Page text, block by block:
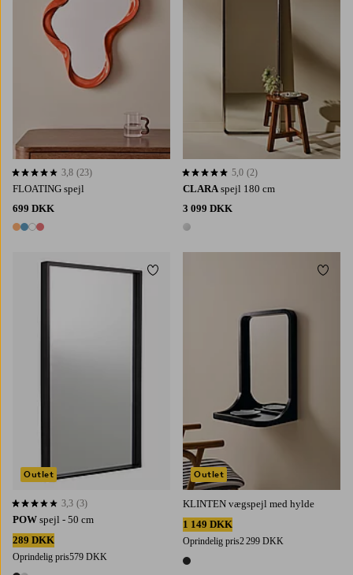
FLOATING spejl
699 DKK
4 farver
3,8 baseret på 23 bedømmelser
3,8 (23)
CLARA spejl 180 cm
3 099 DKK
1 farve
5,0 baseret på 2 bedømmelser
5,0 (2)
POW spejl - 50 cm
289 DKK
Oprindelig pris579 DKK
3,3 baseret på 3 bedømmelser
3,3 (3)
Outlet
Tilføj til favoritter
KLINTEN vægspejl med hylde
1 149 DKK
Oprindelig pris2 299 DKK
1 farve
Outlet
Tilføj